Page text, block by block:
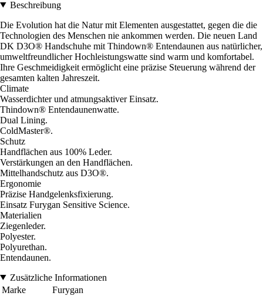
Beschreibung
Die Evolution hat die Natur mit Elementen ausgestattet, gegen die die
Technologien des Menschen nie ankommen werden. Die neuen Land
DK D3O® Handschuhe mit Thindown® Entendaunen aus natürlicher,
umweltfreundlicher Hochleistungswatte sind warm und komfortabel.
Ihre Geschmeidigkeit ermöglicht eine präzise Steuerung während der
gesamten kalten Jahreszeit.
Climate
Wasserdichter und atmungsaktiver Einsatz.
Thindown® Entendaunenwatte.
Dual Lining.
ColdMaster®.
Schutz
Handflächen aus 100% Leder.
Verstärkungen an den Handflächen.
Mittelhandschutz aus D3O®.
Ergonomie
Präzise Handgelenksfixierung.
Einsatz Furygan Sensitive Science.
Materialien
Ziegenleder.
Polyester.
Polyurethan.
Entendaunen.
Zusätzliche Informationen
Marke
Furygan